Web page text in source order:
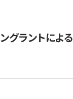
グラントによ